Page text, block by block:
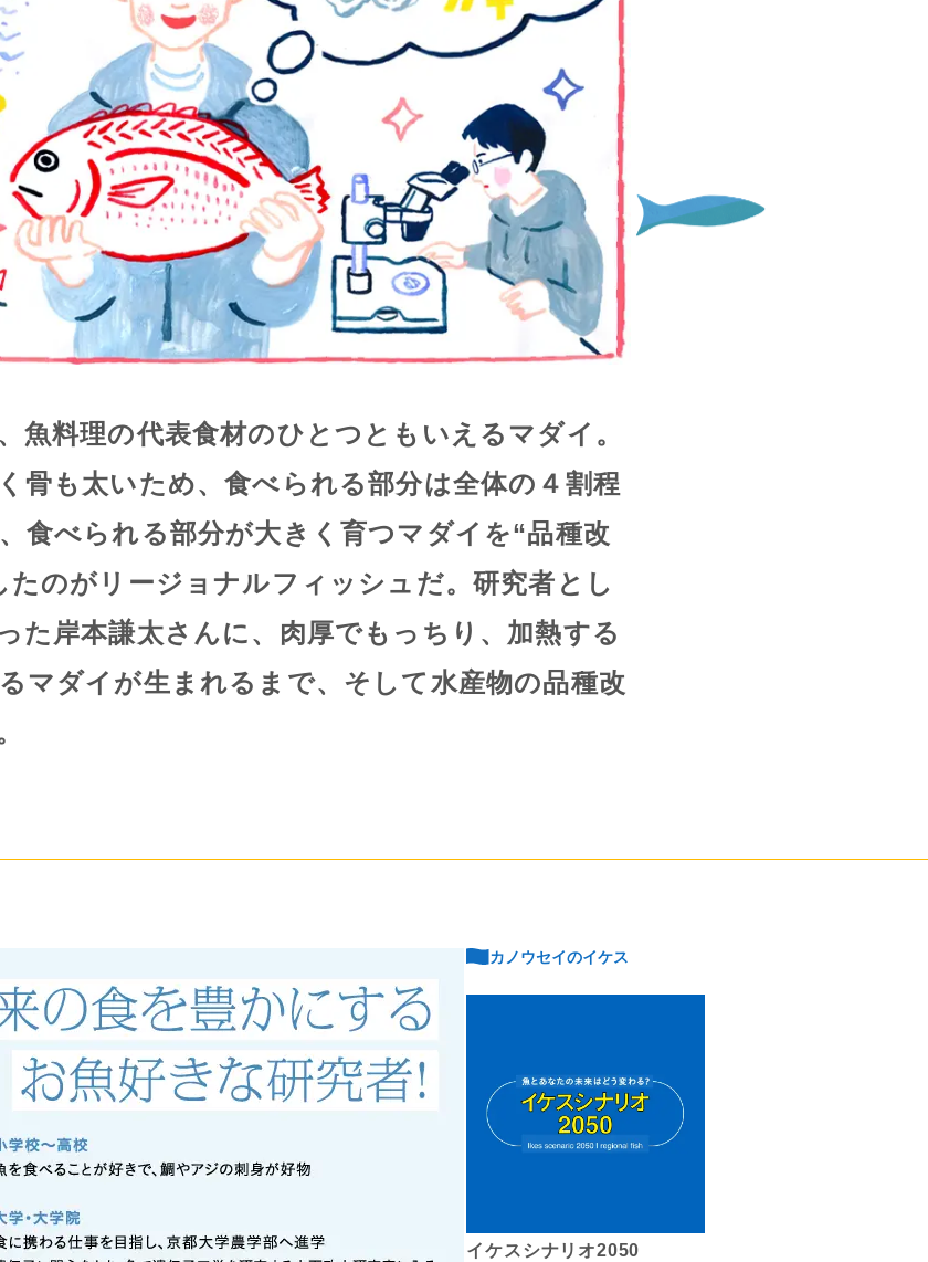
魚料理の代表食材のひとつともいえるマダイ。
骨も太いため、食べられる部分は全体の４割程
食べられる部分が大きく育つマダイを“品種改
たのがリージョナルフィッシュだ。研究者とし
た岸本謙太さんに、肉厚でもっちり、加熱する
マダイが生まれるまで、そして水産物の品種改
カノウセイのイケス
イケスシナリオ2050